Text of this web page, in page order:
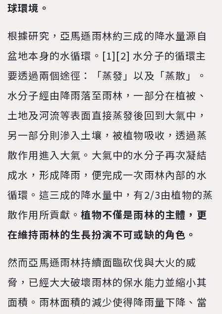
球環境。
根據研究，亞馬遜雨林約三成的降水量源自
盆地本身的水循環。[1][2] 水分子的循環主
要透過兩個途徑：「蒸發」以及「蒸散」。
水分子經由降雨落至雨林，一部分在植被、
土地及河流等表面直接蒸發後回到大氣中，
另一部分則滲入土壤，被植物吸收，透過蒸
散作用進入大氣。大氣中的水分子再次凝結
成水，形成降雨，便完成一次雨林內部的水
循環。這三成的降水量中，有2/3由植物的蒸
散作用所貢獻。植物不僅是雨林的主體，更
在維持雨林的生長扮演不可或缺的角色。
然而亞馬遜雨林持續面臨砍伐與大火的威
脅，已經大大破壞雨林的保水能力並縮小其
面積。雨林面積的減少使得降雨量下降、當